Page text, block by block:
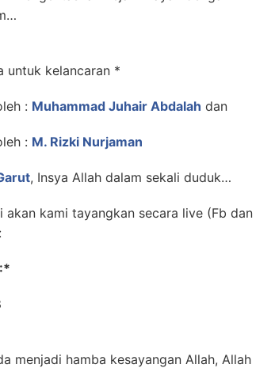
untuk kelancaran *
: Muhammad Juhair Abdalah dan
: M. Rizki Nurjaman
, Insya Allah dalam sekali duduk…
akan kami tayangkan secara live (Fb dan
menjadi hamba kesayangan Allah, Allah